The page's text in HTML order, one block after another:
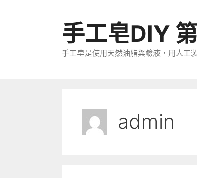
手工皂DIY
手工皂是使用天然油脂與鹼液，用人工
admin